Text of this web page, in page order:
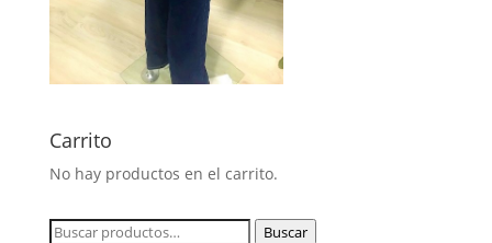
Carrito
No hay productos en el carrito.
Buscar
Buscar